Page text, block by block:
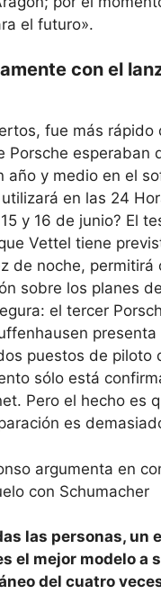
el futuro».
con el
fue más rápido
Porsche esperaban
año y medio en el
en las 24
y 16 de junio? El
Vettel tiene
de noche, permitirá
sobre los planes
el tercer
presenta
puestos de piloto
sólo está
Pero el hecho es
es
argumenta en
con Schumacher
las personas, un
el mejor modelo a
del cuatro